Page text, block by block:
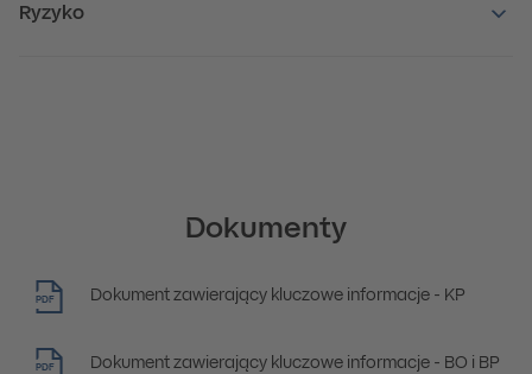
Ryzyko
Dokumenty
PDF Dokument zawierający kluczowe informacje - KP
PDF Dokument zawierający kluczowe informacje - BO i BP